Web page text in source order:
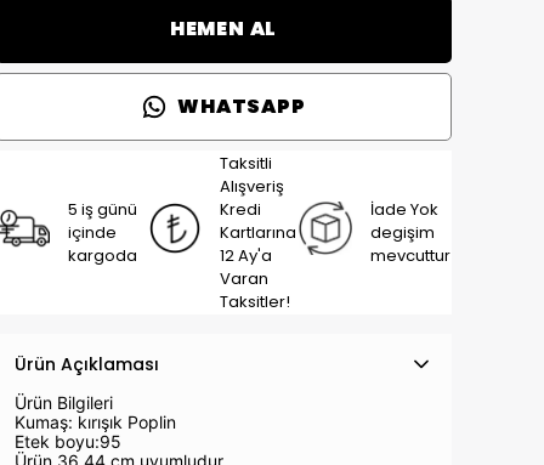
HEMEN AL
WHATSAPP
5 iş günü
içinde
kargoda
Taksitli
Alışveriş
Kredi
Kartlarına
12 Ay'a
Varan
Taksitler!
İade Yok
degişim
mevcuttur
Ürün Açıklaması
Ürün Bilgileri
Kumaş: kırışık Poplin
Etek boyu:95
Ürün 36 44 cm uyumludur